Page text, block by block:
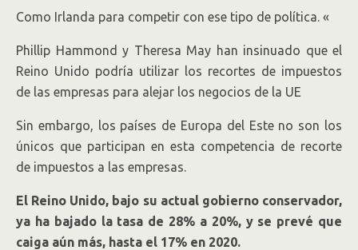
Como Irlanda para competir con ese tipo de política. «
Phillip Hammond y Theresa May han insinuado que el
Reino Unido podría utilizar los recortes de impuestos
de las empresas para alejar los negocios de la UE
Sin embargo, los países de Europa del Este no son los
únicos que participan en esta competencia de recorte
de impuestos a las empresas.
El Reino Unido, bajo su actual gobierno conservador,
ya ha bajado la tasa de 28% a 20%, y se prevé que
caiga aún más, hasta el 17% en 2020.